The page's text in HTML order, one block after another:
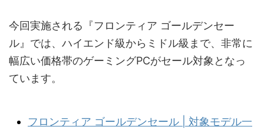
今回実施される『フロンティア ゴールデンセー
ル』では、ハイエンド級からミドル級まで、非常に
幅広い価格帯のゲーミングPCがセール対象となっ
ています。
フロンティア ゴールデンセール | 対象モデル一